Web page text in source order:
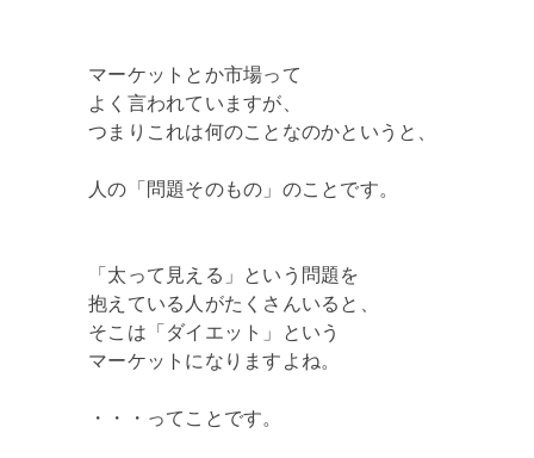
マーケットとか市場って
よく言われていますが、
つまりこれは何のことなのかというと、
人の「問題そのもの」のことです。
「太って見える」という問題を
抱えている人がたくさんいると、
そこは「ダイエット」という
マーケットになりますよね。
・・・ってことです。